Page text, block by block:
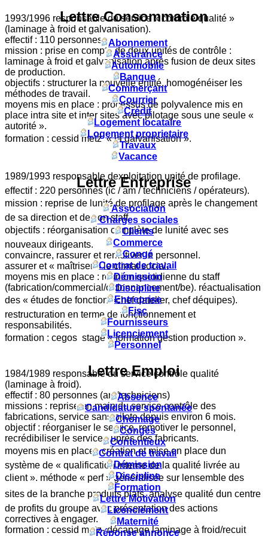
1993/1996 responsable du service « contrôle qualité »
(laminage à froid et galvanisation).
effectif : 110 personnes.
mission : prise en compte de deux unités de contrôle :
laminage à froid et galvanisation après fusion de deux sites
de production.
objectifs : structurer la nouvelle entité, homogénéiser les
méthodes de travail.
moyens mis en place : processus de polyvalence mis en
place intra site et inter sites avec pilotage sous une seule «
autorité ».
formation : cessid metz  « la galvanisation ».
1989/1993 responsable dexploitation unité de profilage.
effectif : 220 personnes (ic / am / techniciens / opérateurs).
mission : reprise de lunité de profilage après le changement
de sa direction et de son staff.
objectifs : réorganisation complète de lunité avec ses
nouveaux dirigeants.
convaincre, rassurer et remotiver le personnel.
assurer et « maîtriser « le climat social.
moyens mis en place : réunion quotidienne du staff
(fabrication/commercial/ordonnancement/be). réactualisation
des « études de fonction »chef datelier, chef déquipes).
restructuration en terme de fonctionnement et
responsabilités.
formation : cegos  stage « formation gestion production ».
1984/1989 responsable du service contrôle qualité
(laminage à froid).
effectif : 80 personnes (am/techniciens)
missions : reprise en main du service contrôle des
fabrications, service sans pilote depuis environ 6 mois.
objectif : réorganiser le service, remotiver le personnel,
recrédibiliser le service auprès des fabricants.
moyens mis en place : création et mise en place dun
système de « qualification interne de la qualité livrée au
client ». méthode « perf » généralisée sur lensemble des
sites de la branche produits plats. analyse qualité dun centre
de profits du groupe avec présentation des actions
correctives à engager.
formation : cessid metz- décapage laminage à froid/recuit
Lettre Consommation
Abonnement
Assurance
Automobile
Banque
Commerçant
Courrier
Crédit
Logement locataire
Logement proprietaire
Travaux
Vacance
Lettre Entreprise
Association
Charges sociales
Clients
Commerce
Congé
Contrat de travail
Démission
Discipline
Entreprise
Fisc
Fournisseurs
Licenciement
Personnel
Lettre Emploi
Absence
Candidature spontanée
Chomage
Congés
Contentieux
Contrat de travail
Démission
Discipline
Formation
Lettre Motivation
Licenciement
Maternité
Réponse annonce